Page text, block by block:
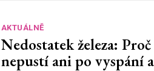
AKTUÁLNĚ
Nedostatek železa: Proč
nepustí ani po vyspání